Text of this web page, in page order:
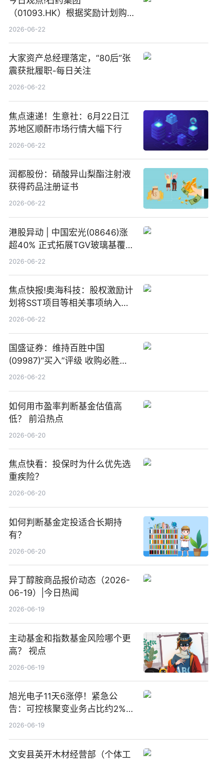
（01093.HK）根据奖励计划购
回580万股
2026-06-22
大家资产总经理落定，“80后”张
震获批履职-每日关注
2026-06-22
焦点速递！生意社：6月22日江
苏地区顺酐市场行情大幅下行
2026-06-22
润都股份：硝酸异山梨酯注射液
获得药品注册证书
2026-06-22
港股异动 | 中国宏光(08646)涨
超40% 正式拓展TGV玻璃基覆铜
板新材料业务
2026-06-22
焦点快报!奥海科技：股权激励计
划将SST项目等相关事项纳入专
项业务发展考核指标
2026-06-22
国盛证券：维持百胜中国
(09987)“买入”评级 收购必胜客
中国增厚利润加速成长 信息
2026-06-22
如何用市盈率判断基金估值高
低？ 前沿热点
2026-06-20
焦点快看：投保时为什么优先选
重疾险？
2026-06-20
如何判断基金定投适合长期持
有？
2026-06-20
异丁醇胺商品报价动态（2026-
06-19）|今日热闻
2026-06-19
主动基金和指数基金风险哪个更
高？ 视点
2026-06-19
旭光电子11天6涨停！紧急公
告：可控核聚变业务占比约2%！
前沿热点
2026-06-19
文安县英开木材经营部（个体工